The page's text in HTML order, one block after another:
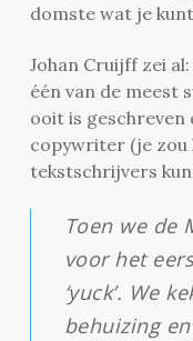
domste wat je
Johan Cruijff zei al:
één van de meest
ooit is geschreven
copywriter (je zou
tekstschrijvers
Toen we de
voor het
‘yuck’. We
behuizing